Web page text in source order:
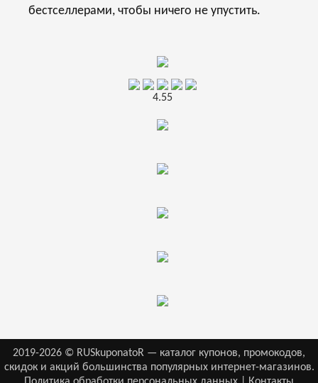
бестселлерами, чтобы ничего не упустить.
4.55
2019-2026 © RUSkuponatoR — каталог купонов, промокодов,
скидок и акций большинства популярных интернет-магазинов.